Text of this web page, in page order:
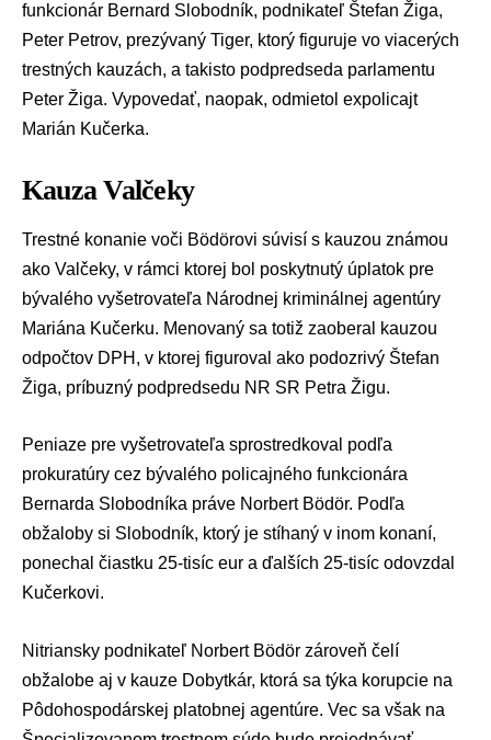
funkcionár Bernard Slobodník, podnikateľ Štefan Žiga,
Peter Petrov, prezývaný Tiger, ktorý figuruje vo viacerých
trestných kauzách, a takisto podpredseda parlamentu
Peter Žiga. Vypovedať, naopak, odmietol expolicajt
Marián Kučerka.
Kauza Valčeky
Trestné konanie voči Bödörovi súvisí s kauzou známou
ako Valčeky, v rámci ktorej bol poskytnutý úplatok pre
bývalého vyšetrovateľa Národnej kriminálnej agentúry
Mariána Kučerku. Menovaný sa totiž zaoberal kauzou
odpočtov DPH, v ktorej figuroval ako podozrivý Štefan
Žiga, príbuzný podpredsedu NR SR Petra Žigu.
Peniaze pre vyšetrovateľa sprostredkoval podľa
prokuratúry cez bývalého policajného funkcionára
Bernarda Slobodníka práve Norbert Bödör. Podľa
obžaloby si Slobodník, ktorý je stíhaný v inom konaní,
ponechal čiastku 25-tisíc eur a ďalších 25-tisíc odovzdal
Kučerkovi.
Nitriansky podnikateľ Norbert Bödör zároveň čelí
obžalobe aj v kauze Dobytkár, ktorá sa týka korupcie na
Pôdohospodárskej platobnej agentúre. Vec sa však na